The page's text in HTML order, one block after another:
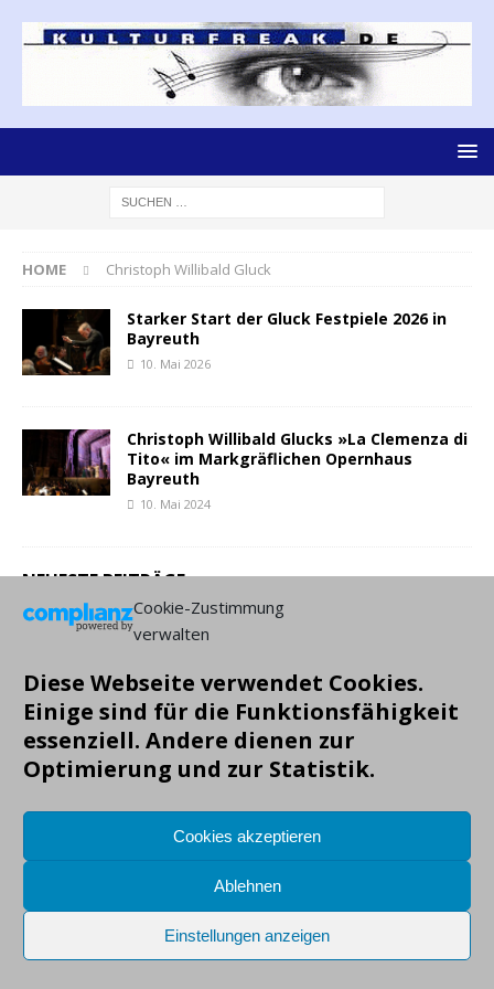
Cookie-Zustimmung
verwalten
Diese Webseite verwendet Cookies.
Einige sind für die Funktionsfähigkeit
essenziell. Andere dienen zur
Optimierung und zur Statistik.
Cookies akzeptieren
Ablehnen
Einstellungen anzeigen
HOME Christoph Willibald Gluck
Starker Start der Gluck Festpiele 2026 in
Bayreuth
10. Mai 2026
Christoph Willibald Glucks »La Clemenza di
Tito« im Markgräflichen Opernhaus
Bayreuth
10. Mai 2024
NEUESTE BEITRÄGE:
Copyright: Markus Gruendig, alle Angaben ohne Gewähr!